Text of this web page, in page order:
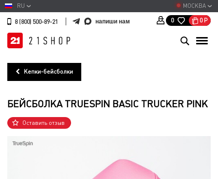
МОСКВА
RU
8 (800) 500-89-21 напиши нам 0 0 Р
Кепки-бейсболки
БЕЙСБОЛКА TRUESPIN BASIC TRUCKER PINK
Оставить отзыв